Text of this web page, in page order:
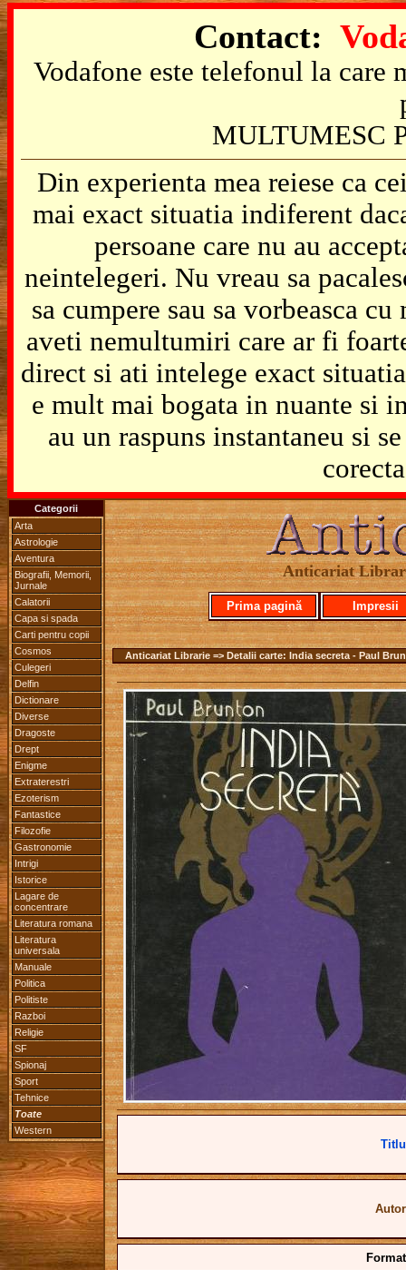
Contact:
Vodafone este telefonul la
MULTUMESC
Din experienta mea reiese ca
mai exact situatia indiferent
persoane care nu au
neintelegeri. Nu vreau sa
sa cumpere sau sa vorbeasca
aveti nemultumiri care ar fi
direct si ati intelege exact
e mult mai bogata in nuante si
au un raspuns instantaneu si
Categorii
Arta
Astrologie
Aventura
Biografii, Memorii,
Jurnale
Calatorii
Capa si spada
Carti pentru copii
Cosmos
Culegeri
Delfin
Dictionare
Diverse
Dragoste
Drept
Enigme
Extraterestri
Ezoterism
Fantastice
Filozofie
Gastronomie
Intrigi
Istorice
Lagare de
concentrare
Literatura romana
Literatura
universala
Manuale
Politica
Politiste
Razboi
Religie
SF
Spionaj
Sport
Tehnice
Toate
Western
Anticariat
Prima pagină Impresii
Anticariat Librarie => Detalii carte: India secreta - Paul